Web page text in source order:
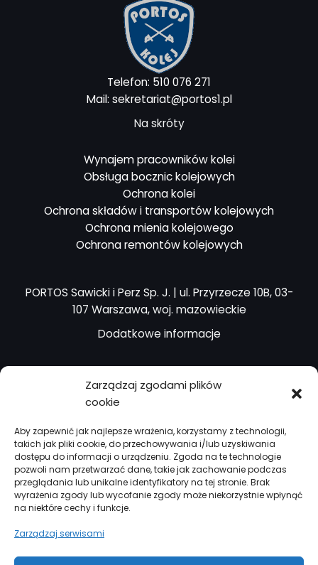
Zarządzaj zgodami plików
cookie
Aby zapewnić jak najlepsze wrażenia, korzystamy z technologii,
takich jak pliki cookie, do przechowywania i/lub uzyskiwania
dostępu do informacji o urządzeniu. Zgoda na te technologie
pozwoli nam przetwarzać dane, takie jak zachowanie podczas
przeglądania lub unikalne identyfikatory na tej stronie. Brak
wyrażenia zgody lub wycofanie zgody może niekorzystnie wpłynąć
na niektóre cechy i funkcje.
Zarządzaj serwisami
Telefon: 510 076 271
Mail: sekretariat@portos1.pl
Na skróty
Wynajem pracowników kolei
Obsługa bocznic kolejowych
Ochrona kolei
Ochrona składów i transportów kolejowych
Ochrona mienia kolejowego
Ochrona remontów kolejowych
PORTOS Sawicki i Perz Sp. J. | ul. Przyrzecze 10B, 03-
107 Warszawa, woj. mazowieckie
Dodatkowe informacje
Zapytania ofertowe
Kontakt
Licencja przewoźnika kolejowego
Polityka prywatności
Copyright © 2026 Kolej PORTOS